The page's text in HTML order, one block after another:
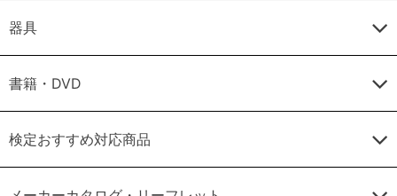
器具
書籍・DVD
検定おすすめ対応商品